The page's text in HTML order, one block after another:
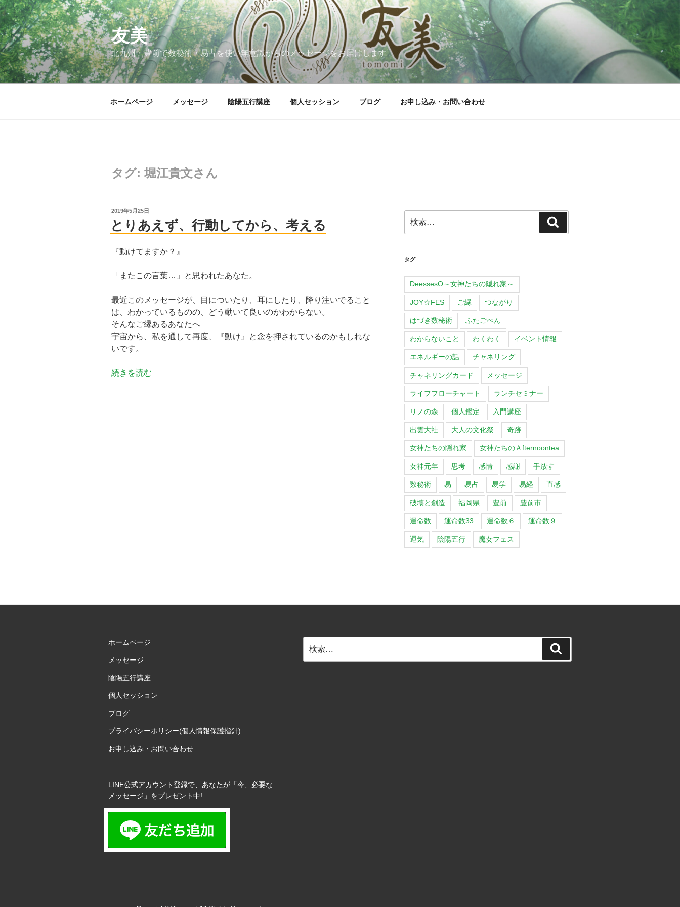
コ
ン
テ
ン
ツ
へ
ス
友美
北九州・豊前で数秘術・易占を使い無意識からのメッセージをお届けします
ホームページ メッセージ 陰陽五行講座 個人セッション ブログ お申し込み・お問い合わせ
タグ: 堀江貴文さん
投
日:
2019年5月25日
とりあえず、行動してから、考える
『動けてますか？』
「またこの言葉…」と思われたあなた。
最近このメッセージが、目についたり、耳にしたり、降り注いでること
は、わかっているものの、どう動いて良いのかわからない。
そんなご縁あるあなたへ
宇宙から、私を通して再度、『動け』と念を押されているのかもしれな
いです。
“と
続きを読む
索:
索
タグ
DeessesO～女神たちの隠れ家～
JOY☆FES ご縁 つながり
はづき数秘術 ふたごべん
わからないこと わくわく イベント情報
エネルギーの話 チャネリング
チャネリングカード メッセージ
ライフフローチャート ランチセミナー
リノの森 個人鑑定 入門講座
出雲大社 大人の文化祭 奇跡
女神たちの隠れ家 女神たちのＡfternoontea
女神元年 思考 感情 感謝 手放す
数秘術 易 易占 易学 易経 直感
破壊と創造 福岡県 豊前 豊前市
運命数 運命数33 運命数６ 運命数９
運気 陰陽五行 魔女フェス
ホームページ
メッセージ
陰陽五行講座
個人セッション
ブログ
プライバシーポリシー(個人情報保護指針)
お申し込み・お問い合わせ
LINE公式アカウント登録で、あなたが「今、必要な
メッセージ」をプレゼント中!
索:
索